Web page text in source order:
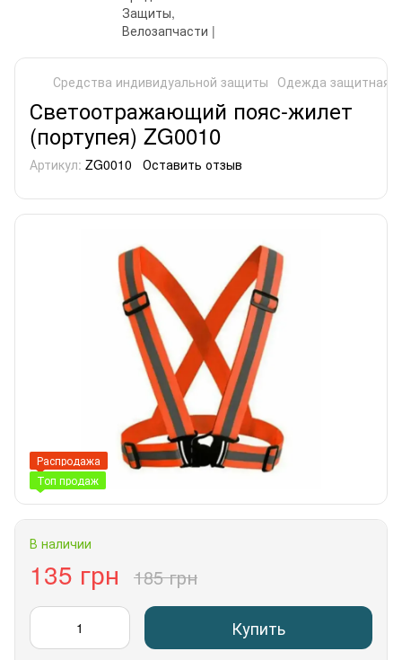
Средства индивидуальной защиты Одежда защитная
Светоотражающий пояс-жилет
(портупея) ZG0010
Артикул: ZG0010 Оставить отзыв
Распродажа
Топ продаж
В наличии
135 грн 185 грн
Купить